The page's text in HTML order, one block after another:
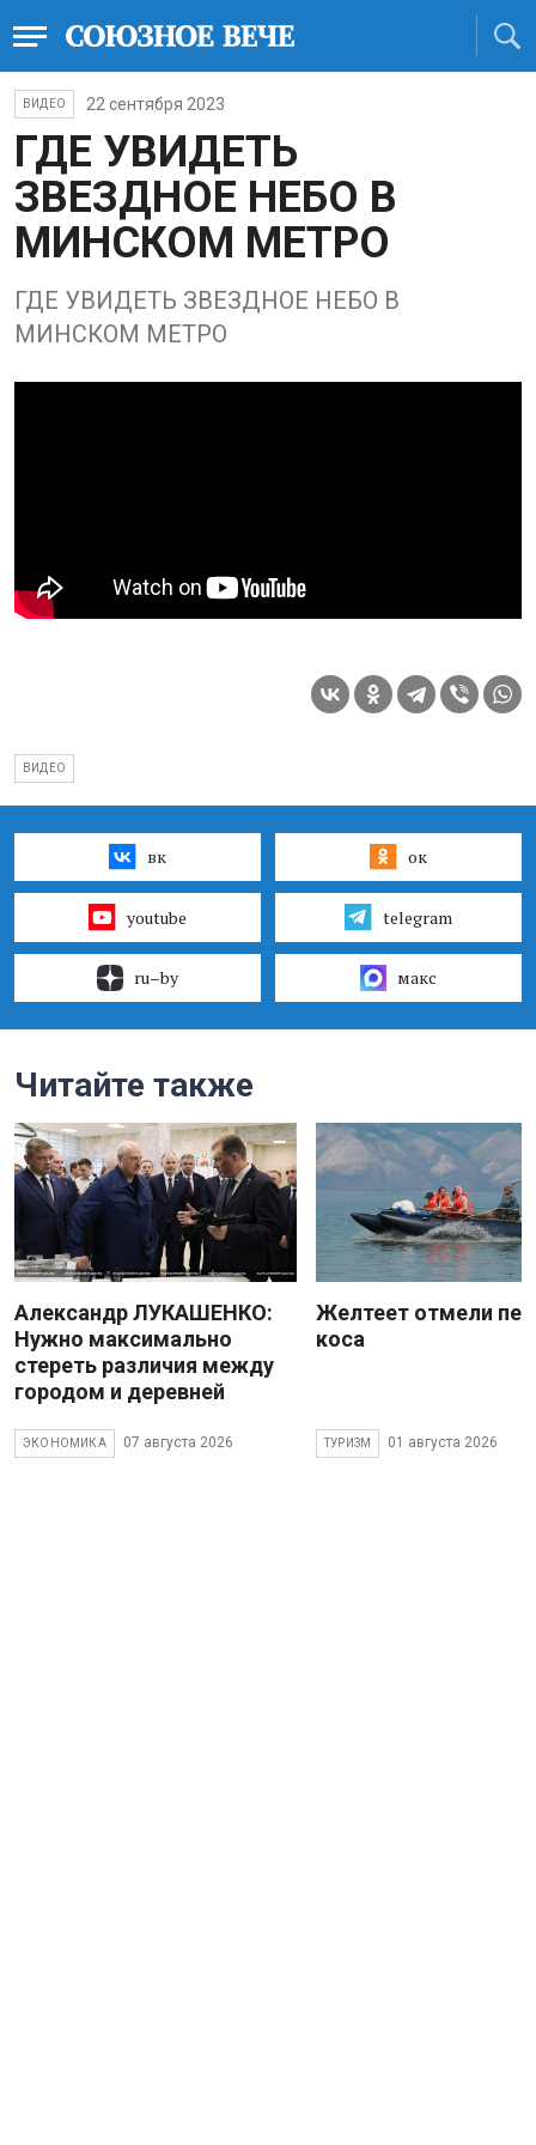
ВИДЕО 22 сентября 2023
ГДЕ УВИДЕТЬ
ЗВЕЗДНОЕ НЕБО В
МИНСКОМ МЕТРО
ГДЕ УВИДЕТЬ ЗВЕЗДНОЕ НЕБО В
МИНСКОМ МЕТРО
ВИДЕО
вк ок
youtube telegram
ru–by макс
Читайте также
Александр ЛУКАШЕНКО:
Нужно максимально
стереть различия между
городом и деревней
ЭКОНОМИКА 07 августа 2026
Желтеет отмели
коса
ТУРИЗМ 01 августа 2026